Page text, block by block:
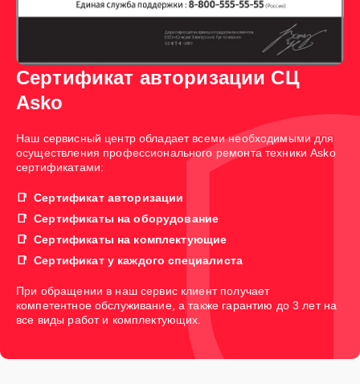
Сертификат авторизации СЦ
Asko
Наш сервисный центр обладает всеми необходимыми для
осуществления профессионального ремонта техники Asko
сертификатами:
Сертификат авторизации
Сертификаты на оборудование
Сертификаты на комплектующие
Сертификат у каждого специалиста
При обращении в наш сервис клиент получает
компетентное обслуживание, а также гарантию до 3 лет на
все виды работ и комплектующих.